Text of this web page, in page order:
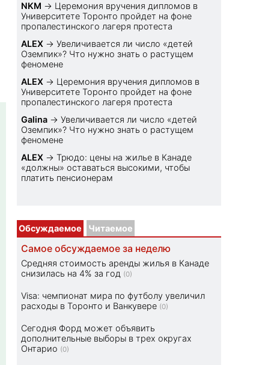
NKM → Церемония вручения дипломов в
Университете Торонто пройдет на фоне
пропалестинского лагеря протеста
ALEX →Увеличивается ли число «детей
Оземпик»? Что нужно знать о растущем
феномене
ALEX → Церемония вручения дипломов в
Университете Торонто пройдет на фоне
пропалестинского лагеря протеста
Galina →Увеличивается ли число «детей
Оземпик»? Что нужно знать о растущем
феномене
ALEX →Трюдо: цены на жилье в Канаде
«должны» оставаться высокими, чтобы
платить пенсионерам
Обсуждаемое Читаемое
Самое обсуждаемое за неделю
Средняя стоимость аренды жилья в Канаде
снизилась на 4% за год (0)
Visa: чемпионат мира по футболу увеличил
расходы в Торонто и Ванкувере (0)
Сегодня Форд может объявить
дополнительные выборы в трех округах
Онтарио (0)